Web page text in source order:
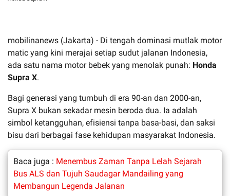
mobilinanews (Jakarta) - Di tengah dominasi mutlak motor
matic yang kini merajai setiap sudut jalanan Indonesia,
ada satu nama motor bebek yang menolak punah: Honda
Supra X.
Bagi generasi yang tumbuh di era 90-an dan 2000-an,
Supra X bukan sekadar mesin beroda dua. Ia adalah
simbol ketangguhan, efisiensi tanpa basa-basi, dan saksi
bisu dari berbagai fase kehidupan masyarakat Indonesia.
Baca juga : Menembus Zaman Tanpa Lelah Sejarah
Bus ALS dan Tujuh Saudagar Mandailing yang
Membangun Legenda Jalanan